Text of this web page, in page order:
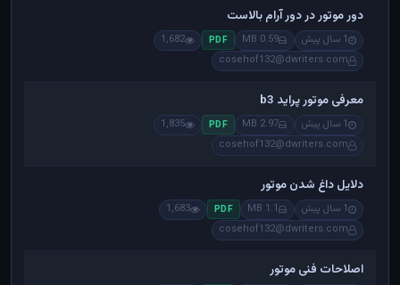
دور موتور در دور آرام بالاست
1 سال پیش 0.59 MB
PDF
1,682
cosehof132@dwriters.com
معرفی موتور پراید b3
1 سال پیش 2.97 MB
PDF
1,835
cosehof132@dwriters.com
دلایل داغ شدن موتور
1 سال پیش 1.1 MB
PDF
1,683
cosehof132@dwriters.com
اصلاحات فنی موتور